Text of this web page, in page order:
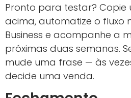
Pronto para testar? Copie
acima, automatize o fluxo
Business e acompanhe a
próximas duas semanas.
mude uma frase — às
decide uma venda.